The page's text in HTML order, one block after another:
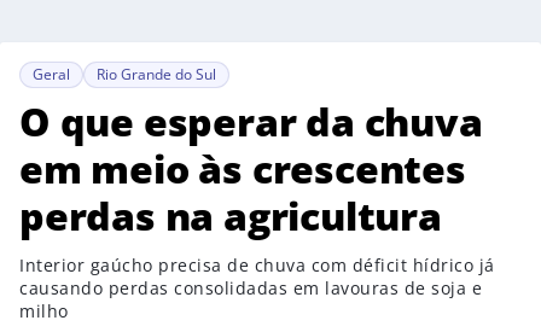
Geral Rio Grande do Sul
O que esperar da chuva
em meio às crescentes
perdas na agricultura
Interior gaúcho precisa de chuva com déficit hídrico já
causando perdas consolidadas em lavouras de soja e
milho